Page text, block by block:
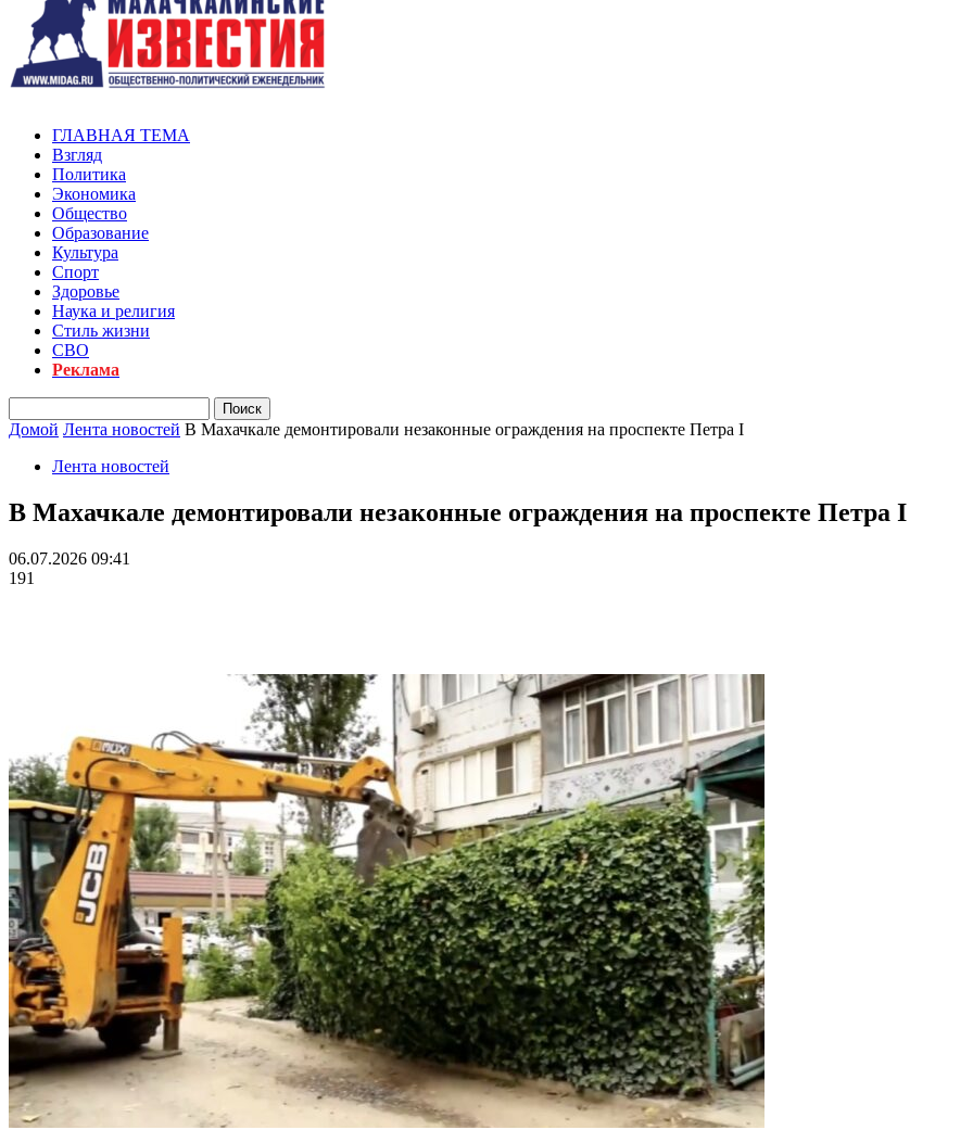
ГЛАВНАЯ ТЕМА
Взгляд
Политика
Экономика
Общество
Образование
Культура
Спорт
Здоровье
Наука и религия
Стиль жизни
СВО
Реклама
Домой Лента новостей В Махачкале демонтировали незаконные ограждения на проспекте Петра I
Лента новостей
В Махачкале демонтировали незаконные ограждения на проспекте Петра I
06.07.2026 09:41
191